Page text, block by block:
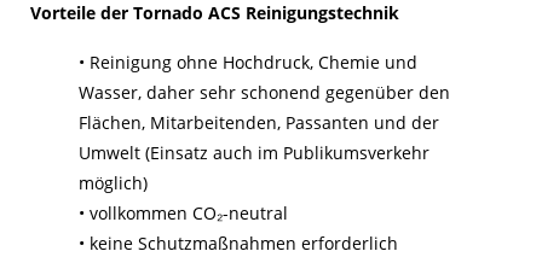
Vorteile der Tornado ACS Reinigungstechnik
• Reinigung ohne Hochdruck, Chemie und
Wasser, daher sehr schonend gegenüber den
Flächen, Mitarbeitenden, Passanten und der
Umwelt (Einsatz auch im Publikumsverkehr
möglich)
• vollkommen CO₂-neutral
• keine Schutzmaßnahmen erforderlich